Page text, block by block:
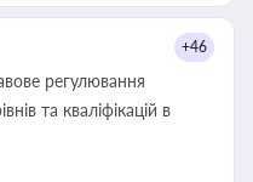
+46
регулювання
та кваліфікацій в